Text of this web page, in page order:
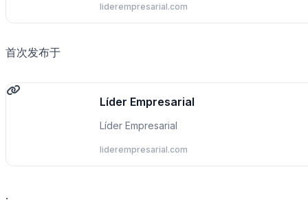
liderempresarial.com
首次发布于
Líder Empresarial
Líder Empresarial
liderempresarial.com
.